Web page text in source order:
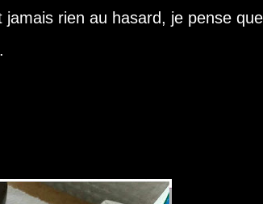
rien au hasard, je pense que